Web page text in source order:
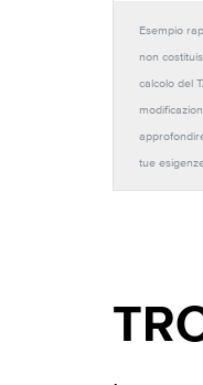
Esempio
non
calcolo del
tue